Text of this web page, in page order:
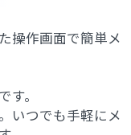
操作画面で簡単メ
。
いつでも手軽にメ